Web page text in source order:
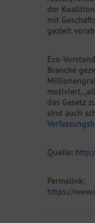
der
mit
gezielt
Eco-
Branche
motiviert,
das Gesetz
sind auch
Quelle:
Permalink:
https://